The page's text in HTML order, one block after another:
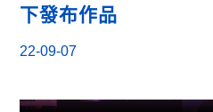
下發布作品
22-09-07